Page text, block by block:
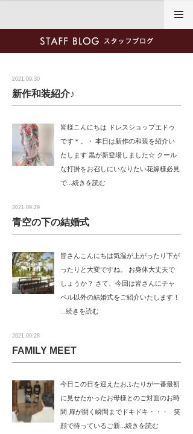
2021.09.30
新作和装紹介♪
皆様こんにちは ドレスショップエドゥ
です＊。・ 本日は新作の和装を紹介い
たします 黒が新登場しました☆ クール
な打掛をお召しにいなりたい花嫁様必見
で...続きを読む
2021.09.29
青空の下の結婚式
皆さんこんにちは気温が上がったり下が
ったりと大変ですね。 お身体大丈夫で
しょうか？ さて、今回は皆さんにチャ
ペル以外の結婚式をご紹介いたします！
...続きを読む
2021.09.28
FAMILY MEET
今日この日を迎えたおふたりが一番最初
に見せたかったお母様とのご対面のお時
間 扉が開く瞬間までドキドキ・・・ 笑
顔で待っているご新...続きを読む